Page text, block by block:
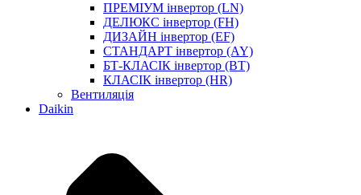
ПРЕМІУМ інвертор (LN)
ДЕЛЮКС інвертор (FH)
ДИЗАЙН інвертор (EF)
СТАНДАРТ інвертор (AY)
БТ-КЛАСІК інвертор (BT)
КЛАСІК інвертор (HR)
Вентиляція
Daikin